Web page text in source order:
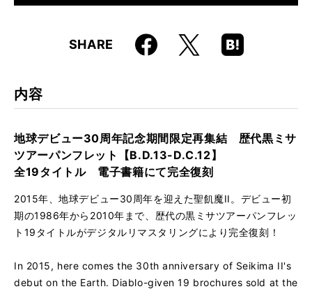
SHARE Faceboo
k
X
Hatena
Boo
内容
地球デビュー30周年記念期間限定再集結 歴代黒ミサ
ツアーパンフレット【B.D.13-D.C.12】
全19タイトル 電子書籍にて完全復刻
2015年、地球デビュー30周年を迎えた聖飢魔II。デビュー初
期の1986年から2010年まで、歴代の黒ミサツアーパンフレッ
ト19タイトルがデジタルリマスタリングにより完全復刻！
In 2015, here comes the 30th anniversary of Seikima II's
debut on the Earth. Diablo-given 19 brochures sold at the